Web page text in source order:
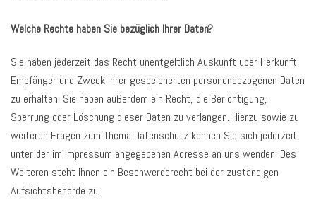
Welche Rechte haben Sie bezüglich Ihrer Daten?
Sie haben jederzeit das Recht unentgeltlich Auskunft über Herkunft,
Empfänger und Zweck Ihrer gespeicherten personenbezogenen Daten
zu erhalten. Sie haben außerdem ein Recht, die Berichtigung,
Sperrung oder Löschung dieser Daten zu verlangen. Hierzu sowie zu
weiteren Fragen zum Thema Datenschutz können Sie sich jederzeit
unter der im Impressum angegebenen Adresse an uns wenden. Des
Weiteren steht Ihnen ein Beschwerderecht bei der zuständigen
Aufsichtsbehörde zu.